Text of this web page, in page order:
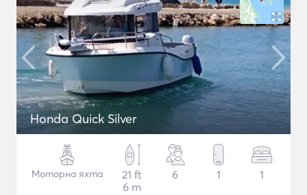
Honda Quick Silver
Моторна яхта
21 ft
6 m
6 1 1